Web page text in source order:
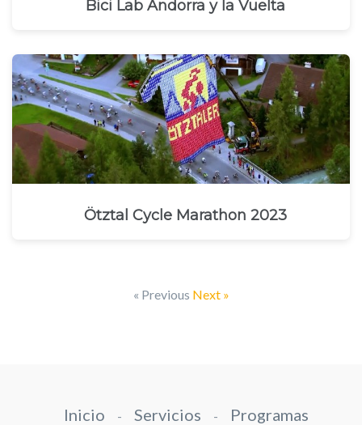
Bici Lab Andorra y la Vuelta
Ötztal Cycle Marathon 2023
« Previous Next »
Inicio - Servicios - Programas